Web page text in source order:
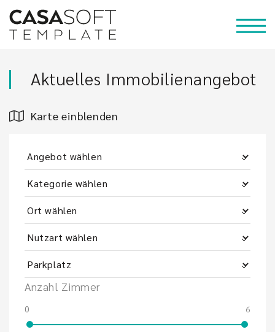
Aktuelles Immobilienangebot
Karte einblenden
Anzahl Zimmer
0 6